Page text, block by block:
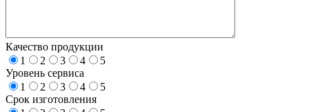
Качество продукции
1
2 3 4
5
Уровень сервиса
1
2 3 4
5
Срок изготовления